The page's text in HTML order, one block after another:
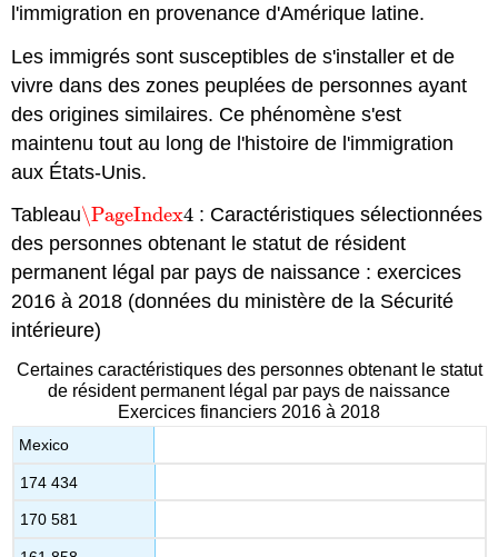
l'immigration en provenance d'Amérique latine.
Les immigrés sont susceptibles de s'installer et de
vivre dans des zones peuplées de personnes ayant
des origines similaires. Ce phénomène s'est
maintenu tout au long de l'histoire de l'immigration
aux États-Unis.
Tableau\PageIndex4
\PageIndex4 : Caractéristiques sélectionnées
des personnes obtenant le statut de résident
permanent légal par pays de naissance : exercices
2016 à 2018 (données du ministère de la Sécurité
intérieure)
Certaines caractéristiques des personnes obtenant le statut
de résident permanent légal par pays de naissance
Exercices financiers 2016 à 2018
Mexico
174 434
170 581